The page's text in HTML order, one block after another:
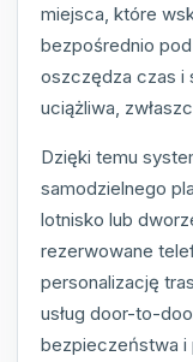
miejsca, które
bezpośrednio
oszczędza czas i
uciążliwa,
Dzięki temu
samodzielnego
lotnisko lub
rezerwowane
personalizację
usług door-to-
bezpieczeństwa i